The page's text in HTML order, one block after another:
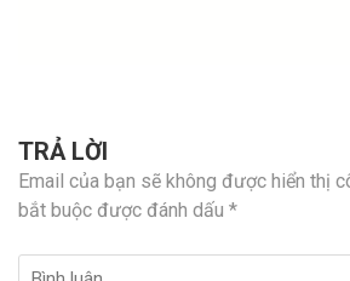
TRẢ LỜI
Email của bạn sẽ không được hiển thị
bắt buộc được đánh dấu *
Bình